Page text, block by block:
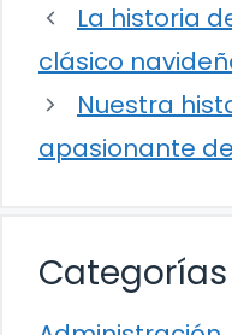
La historia
clásico
Nuestra
apasionante
Categorías